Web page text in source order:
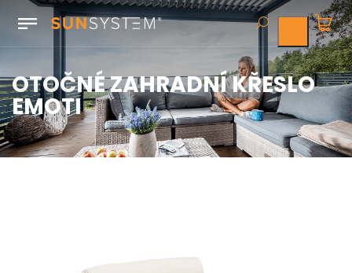
OTOČNÉ ZAHRADNÍ KŘESLO
EMOTI